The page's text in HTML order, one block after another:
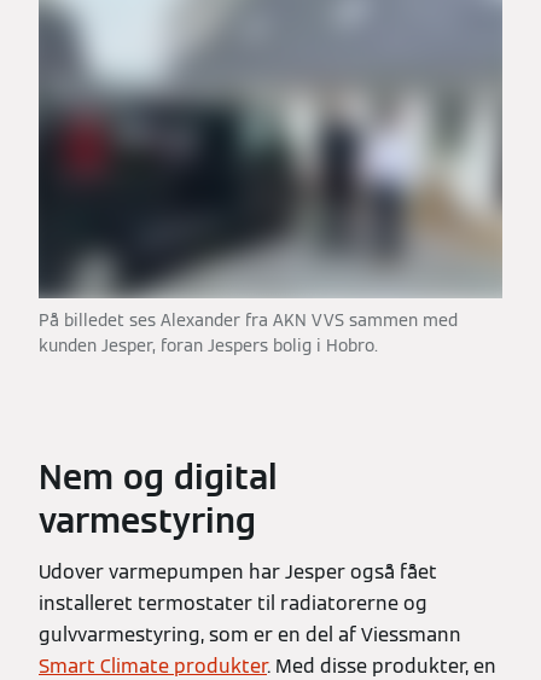
På billedet ses Alexander fra AKN VVS sammen med
kunden Jesper, foran Jespers bolig i Hobro.
Nem og digital
varmestyring
Udover varmepumpen har Jesper også fået
installeret termostater til radiatorerne og
gulvvarmestyring, som er en del af Viessmann
Smart Climate produkter. Med disse produkter, en